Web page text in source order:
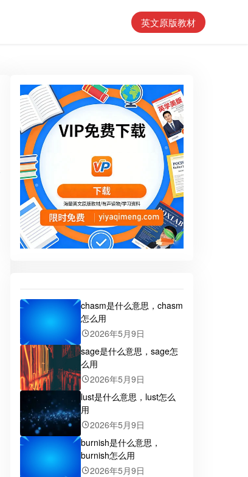
英文原版教材
chasm是什么意思，chasm
怎么用
2026年5月9日
sage是什么意思，sage怎
么用
2026年5月9日
lust是什么意思，lust怎么
用
2026年5月9日
burnish是什么意思，
burnish怎么用
2026年5月9日